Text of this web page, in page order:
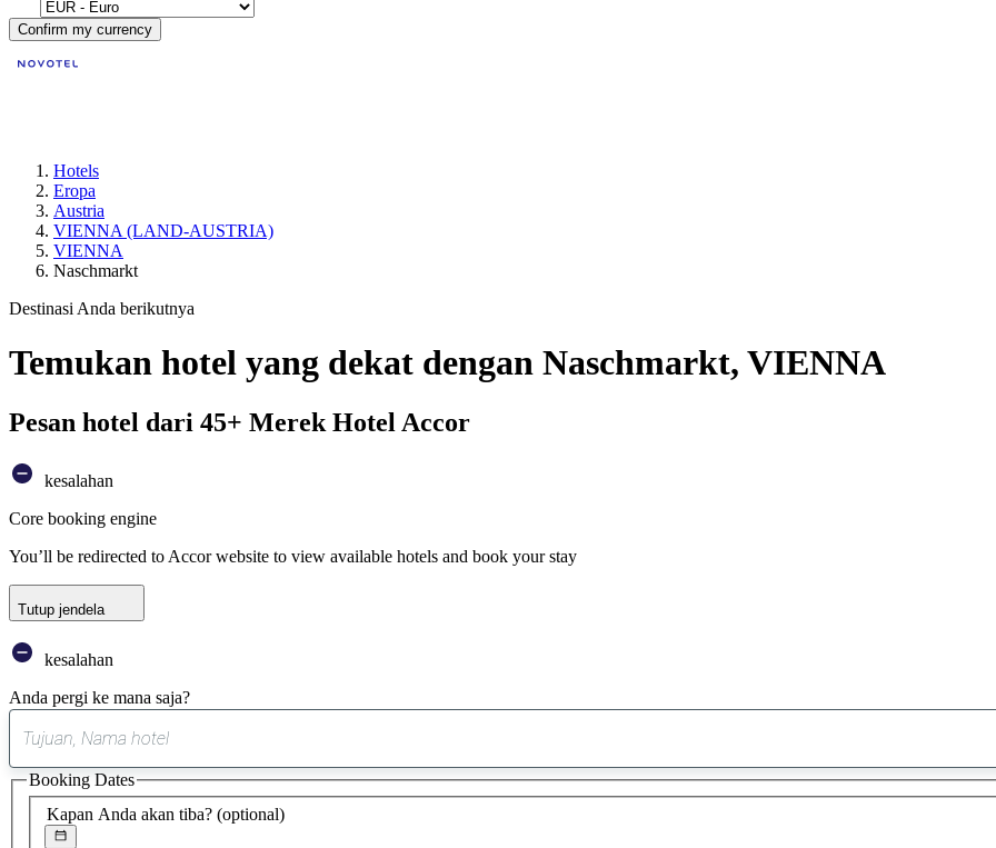
Confirm my currency
Hotels
Eropa
Austria
VIENNA (LAND-AUSTRIA)
VIENNA
Naschmarkt
Destinasi Anda berikutnya
Temukan hotel yang dekat dengan Naschmarkt, VIENNA
Pesan hotel dari 45+ Merek Hotel Accor
kesalahan
Core booking engine
You’ll be redirected to Accor website to view available hotels and book your stay
Tutup jendela
kesalahan
Anda pergi ke mana saja?
saran
ditemukan
Kapan Anda akan tiba? (optional)
Booking Dates